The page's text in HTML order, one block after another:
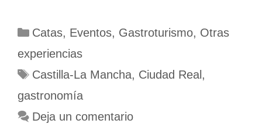
Categorías
Catas, Eventos, Gastroturismo, Otras
experiencias
Etiquetas
Castilla-La Mancha, Ciudad Real ,
gastronomía
Deja un comentario